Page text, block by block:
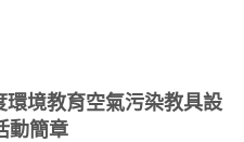
境教育空氣污染教具設
動簡章